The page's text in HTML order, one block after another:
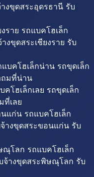
งขุดสระอุดรธานี รับ
ราย รถแบคโฮเล็ก
งขุดสระเชียงราย รับ
บคโฮเล็กน่าน รถขุดเล็ก
ถมที่น่าน
คโฮเล็กเลย รถขุดเล็ก
ที่เลย
แก่น รถแบคโฮเล็ก
างขุดสระขอนแก่น รับ
โลก รถแบคโฮเล็ก
างขุดสระพิษณุโลก รับ